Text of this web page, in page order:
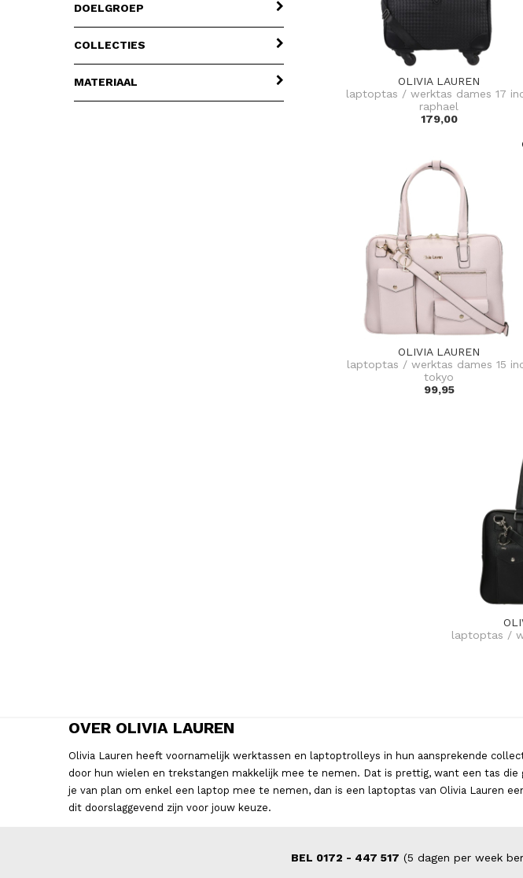
DOELGROEP
COLLECTIES
MATERIAAL
OLIVIA LAUREN
laptoptas / werktas dames 17
raphael
179,00
OLIVIA LAUREN
laptoptas / werktas dames 15
tokyo
99,95
laptoptas /
OVER OLIVIA LAUREN
Olivia Lauren heeft voornamelijk werktassen en laptoptrolleys in hun aansprekende
door hun wielen en trekstangen makkelijk mee te nemen. Dat is prettig, want een tas
je van plan om enkel een laptop mee te nemen, dan is een laptoptas van Olivia Lauren
dit doorslaggevend zijn voor jouw keuze.
BEL 0172 - 447 517 (5 dagen per week